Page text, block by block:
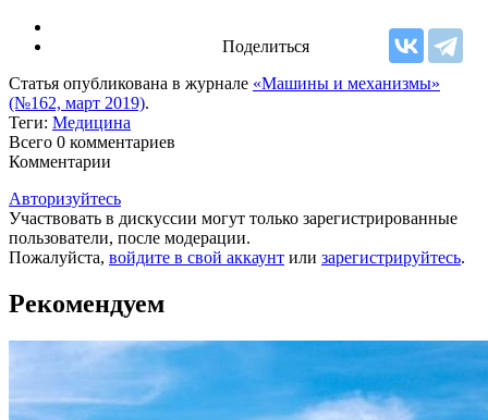
Поделиться
Статья опубликована в журнале «Машины и механизмы»
(№162, март 2019).
Теги: Медицина
Всего 0 комментариев
Комментарии
Авторизуйтесь
Участвовать в дискуссии могут только зарегистрированные
пользователи, после модерации.
Пожалуйста, войдите в свой аккаунт или зарегистрируйтесь.
Рекомендуем